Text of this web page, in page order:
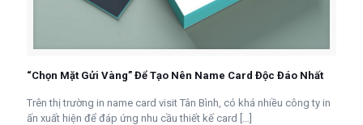
“Chọn Mặt Gửi Vàng” Để Tạo Nên Name Card Độc Đáo Nhất
Trên thị trường in name card visit Tân Bình, có khá nhiều công ty in
ấn xuất hiện để đáp ứng nhu cầu thiết kế card […]